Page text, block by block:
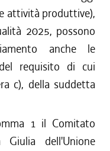
attività produttive),
2025, possono
anche le
requisito di cui
c), della suddetta
1 il Comitato
Giulia dell'Unione